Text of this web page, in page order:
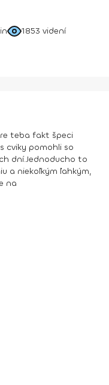
1853 videní
teba fakt špeci
cviky pomohli so
dní.Jednoducho to
a niekoľkým ľahkým,
na